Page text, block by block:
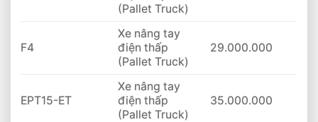
(Pallet Truck)
F4
Xe nâng tay
điện thấp
(Pallet Truck)
29.000.000
EPT15-ET
Xe nâng tay
điện thấp
(Pallet Truck)
35.000.000